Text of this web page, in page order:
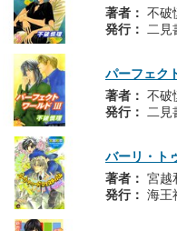
著者： 不破
発行： 二見
パーフェク
著者： 不破
発行： 二見
バーリ・ト
著者： 宮越
発行： 海王